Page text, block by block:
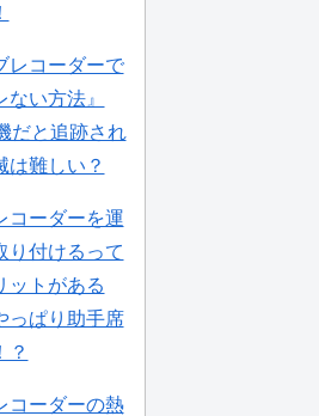
レコーダーで
い方法』
だと追跡され
は難しい？
コーダーを運
り付けるって
ットがある
っぱり助手席
？
コーダーの熱